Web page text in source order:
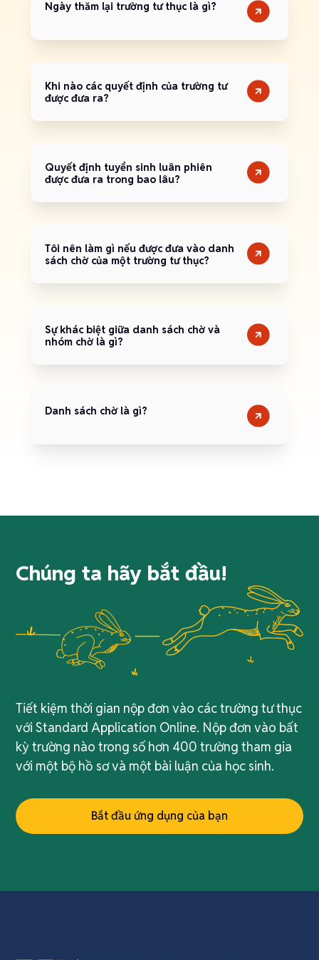
Ngày thăm lại trường tư thục là gì?
Khi nào các quyết định của trường tư
được đưa ra?
Quyết định tuyển sinh luân phiên
được đưa ra trong bao lâu?
Tôi nên làm gì nếu được đưa vào danh
sách chờ của một trường tư thục?
Sự khác biệt giữa danh sách chờ và
nhóm chờ là gì?
Danh sách chờ là gì?
Chúng ta hãy bắt đầu!
Tiết kiệm thời gian nộp đơn vào các trường tư thục
với Standard Application Online. Nộp đơn vào bất
kỳ trường nào trong số hơn 400 trường tham gia
với một bộ hồ sơ và một bài luận của học sinh.
Bắt đầu ứng dụng của bạn